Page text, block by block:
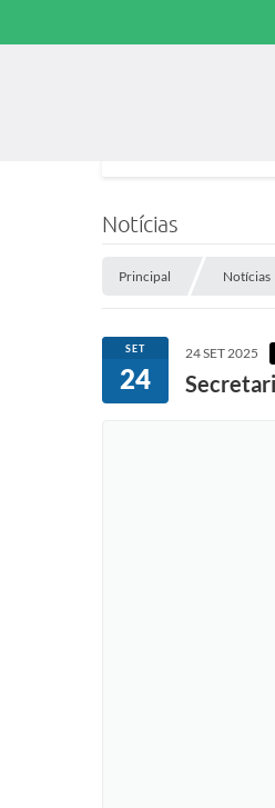
Notícias
Principal Notícias
SET
24
24 SET 2025